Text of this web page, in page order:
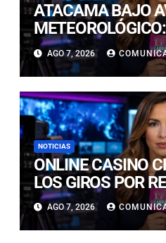
ATACAMA BAJO
LLUVIAS E
EN
CORDILLERA
AGO 7, 2026
NOTICIAS
ONLINE CASINO
LOS GIROS POR
REALMENTE
AGO 7, 2026